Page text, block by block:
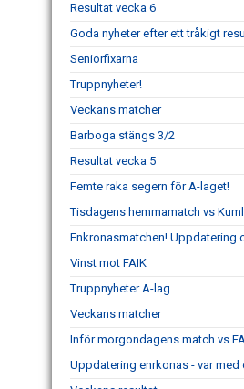
Resultat vecka 6
Goda nyheter efter ett tråkigt
Seniorfixarna
Truppnyheter!
Veckans matcher
Barboga stängs 3/2
Resultat vecka 5
Femte raka segern för A-laget!
Tisdagens hemmamatch vs
Enkronasmatchen! Uppdatering
Vinst mot FAIK
Truppnyheter A-lag
Veckans matcher
Inför morgondagens match vs
Uppdatering enrkonas - var med